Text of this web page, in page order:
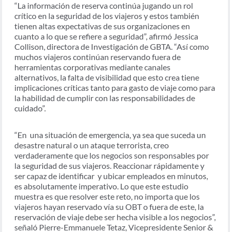
“La información de reserva continúa jugando un rol
crítico en la seguridad de los viajeros y estos también
tienen altas expectativas de sus organizaciones en
cuanto a lo que se refiere a seguridad”, afirmó Jessica
Collison, directora de Investigación de GBTA. “Así como
muchos viajeros continúan reservando fuera de
herramientas corporativas mediante canales
alternativos, la falta de visibilidad que esto crea tiene
implicaciones críticas tanto para gasto de viaje como para
la habilidad de cumplir con las responsabilidades de
cuidado”.
“En una situación de emergencia, ya sea que suceda un
desastre natural o un ataque terrorista, creo
verdaderamente que los negocios son responsables por
la seguridad de sus viajeros. Reaccionar rápidamente y
ser capaz de identificar y ubicar empleados en minutos,
es absolutamente imperativo. Lo que este estudio
muestra es que resolver este reto, no importa que los
viajeros hayan reservado vía su OBT o fuera de este, la
reservación de viaje debe ser hecha visible a los negocios”,
señaló Pierre-Emmanuele Tetaz, Vicepresidente Senior &